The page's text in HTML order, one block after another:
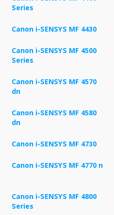
Series
Canon i-SENSYS MF 4430
Canon i-SENSYS MF 4500
Series
Canon i-SENSYS MF 4570
dn
Canon i-SENSYS MF 4580
dn
Canon i-SENSYS MF 4730
Canon i-SENSYS MF 4770 n
Canon i-SENSYS MF 4800
Series